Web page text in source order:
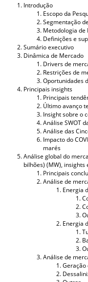
Introdução
Escopo da
Segmentação
Metodologia de
Definições e
Sumário executivo
Dinâmica de Mercado
Drivers de
Restrições de
Oportunidades
Principais insights
Principais
Último avanço
Insight sobre o
Análise SWOT
Análise das
Impacto do
marés
Análise global do
bilhões) (MW),
Principais
Análise de
Energia
Energia
Análise de
Geração